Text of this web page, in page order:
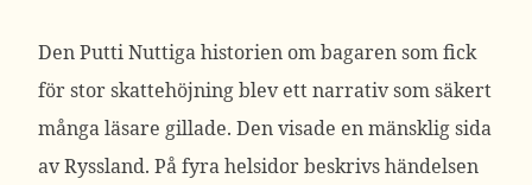
Den Putti Nuttiga historien om bagaren som fick
för stor skattehöjning blev ett narrativ som säkert
många läsare gillade. Den visade en mänsklig sida
av Ryssland. På fyra helsidor beskrivs händelsen